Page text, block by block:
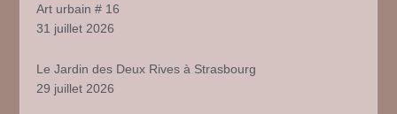
Art urbain # 16
31 juillet 2026
Le Jardin des Deux Rives à Strasbourg
29 juillet 2026